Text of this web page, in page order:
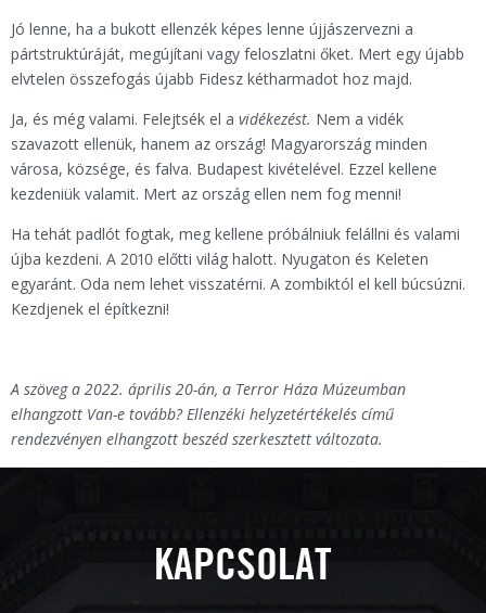
Jó lenne, ha a bukott ellenzék képes lenne újjászervezni a
pártstruktúráját, megújítani vagy feloszlatni őket. Mert egy újabb
elvtelen összefogás újabb Fidesz kétharmadot hoz majd.
Ja, és még valami. Felejtsék el a vidékezést. Nem a vidék
szavazott ellenük, hanem az ország! Magyarország minden
városa, községe, és falva. Budapest kivételével. Ezzel kellene
kezdeniük valamit. Mert az ország ellen nem fog menni!
Ha tehát padlót fogtak, meg kellene próbálniuk felállni és valami
újba kezdeni. A 2010 előtti világ halott. Nyugaton és Keleten
egyaránt. Oda nem lehet visszatérni. A zombiktól el kell búcsúzni.
Kezdjenek el építkezni!
A szöveg a 2022. április 20-án, a Terror Háza Múzeumban
elhangzott Van-e tovább? Ellenzéki helyzetértékelés című
rendezvényen elhangzott beszéd szerkesztett változata.
KAPCSOLAT